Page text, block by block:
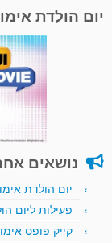
יום הולדת
נושאים
יום הולדת
פעילות ליום
קייק פופס